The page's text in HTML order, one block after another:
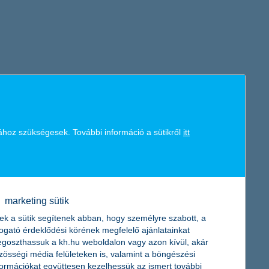
szükségesek. További információ a sütikről itt
marketing sütik
a sütik segítenek abban, hogy személyre szabott, a
érdeklődési körének megfelelő ajánlatainkat
a kh.hu weboldalon vagy azon kívül, akár
média felületeken is, valamint a böngészési
együttesen kezelhessük az ismert további